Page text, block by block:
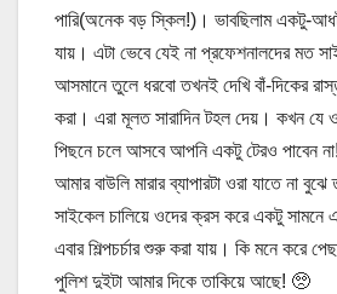
পারি(অনেক বড় স্কিল!)। ভাবছিলাম একটু-আধটু
যায়। এটা ভেবে যেই না প্রফেশনালদের মত
আসমানে তুলে ধরবো তখনই দেখি বাঁ-দিকের
করা। এরা মূলত সারাদিন টহল দেয়। কখন যে
পিছনে চলে আসবে আপনি একটু টেরও পাবেন না!
আমার বাউলি মারার ব্যাপারটা ওরা যাতে না
সাইকেল চালিয়ে ওদের ক্রস করে একটু সামনে
এবার শিল্পচর্চার শুরু করা যায়। কি মনে করে
পুলিশ দুইটা আমার দিকে তাকিয়ে আছে! 🥺